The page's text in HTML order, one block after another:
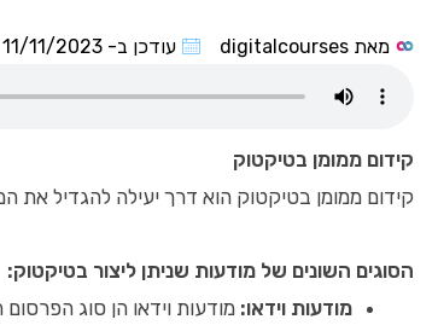
מאת עודכן ב- 11/11/2023
קידום ממומן בטיקטוק
קידום ממומן בטיקטוק הוא דרך יעילה להגדיל את
הסוגים השונים של מודעות שניתן ליצור בטיקטוק:
מודעות וידאו: מודעות וידאו הן סוג הפרסום